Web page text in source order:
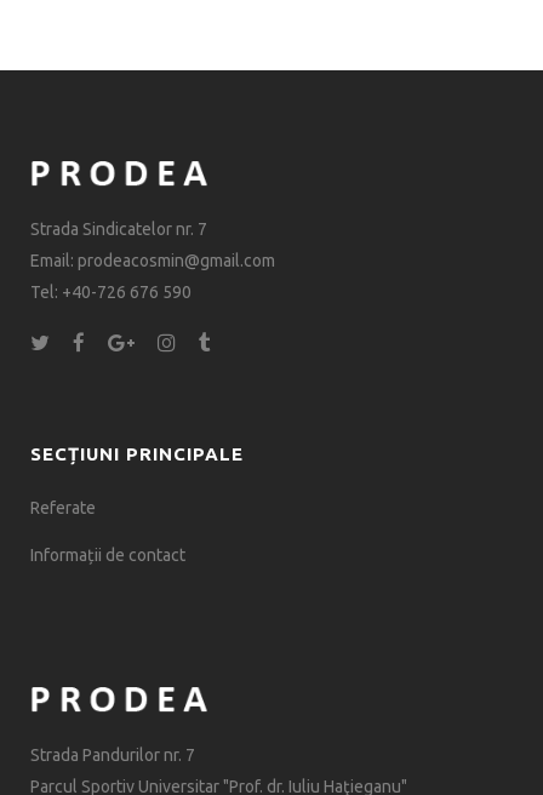
Strada Sindicatelor nr. 7
Email: prodeacosmin@gmail.com
Tel: +40-726 676 590
SECȚIUNI PRINCIPALE
Referate
Informații de contact
Strada Pandurilor nr. 7
Parcul Sportiv Universitar "Prof. dr. Iuliu Haţieganu"